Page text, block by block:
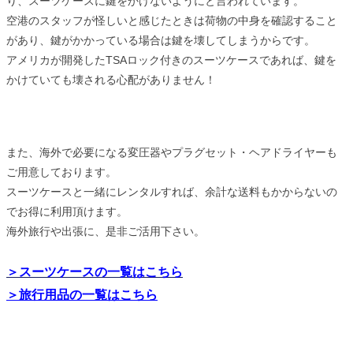
空港のスタッフが怪しいと感じたときは荷物の中身を確認すること
があり、鍵がかかっている場合は鍵を壊してしまうからです。
アメリカが開発したTSAロック付きのスーツケースであれば、鍵を
かけていても壊される心配がありません！
また、海外で必要になる変圧器やプラグセット・ヘアドライヤーも
ご用意しております。
スーツケースと一緒にレンタルすれば、余計な送料もかからないの
でお得に利用頂けます。
海外旅行や出張に、是非ご活用下さい。
＞スーツケースの一覧はこちら
＞旅行用品の一覧はこちら